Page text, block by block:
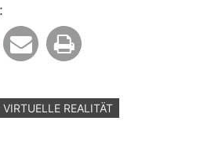
VIRTUELLE REALITÄT